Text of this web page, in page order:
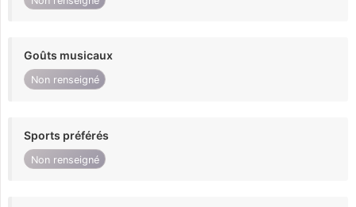
Goûts musicaux
Non renseigné
Sports préférés
Non renseigné